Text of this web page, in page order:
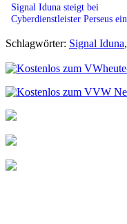
Signal Iduna steigt bei
Cyberdienstleister Perseus ein
Schlagwörter: Signal Iduna,